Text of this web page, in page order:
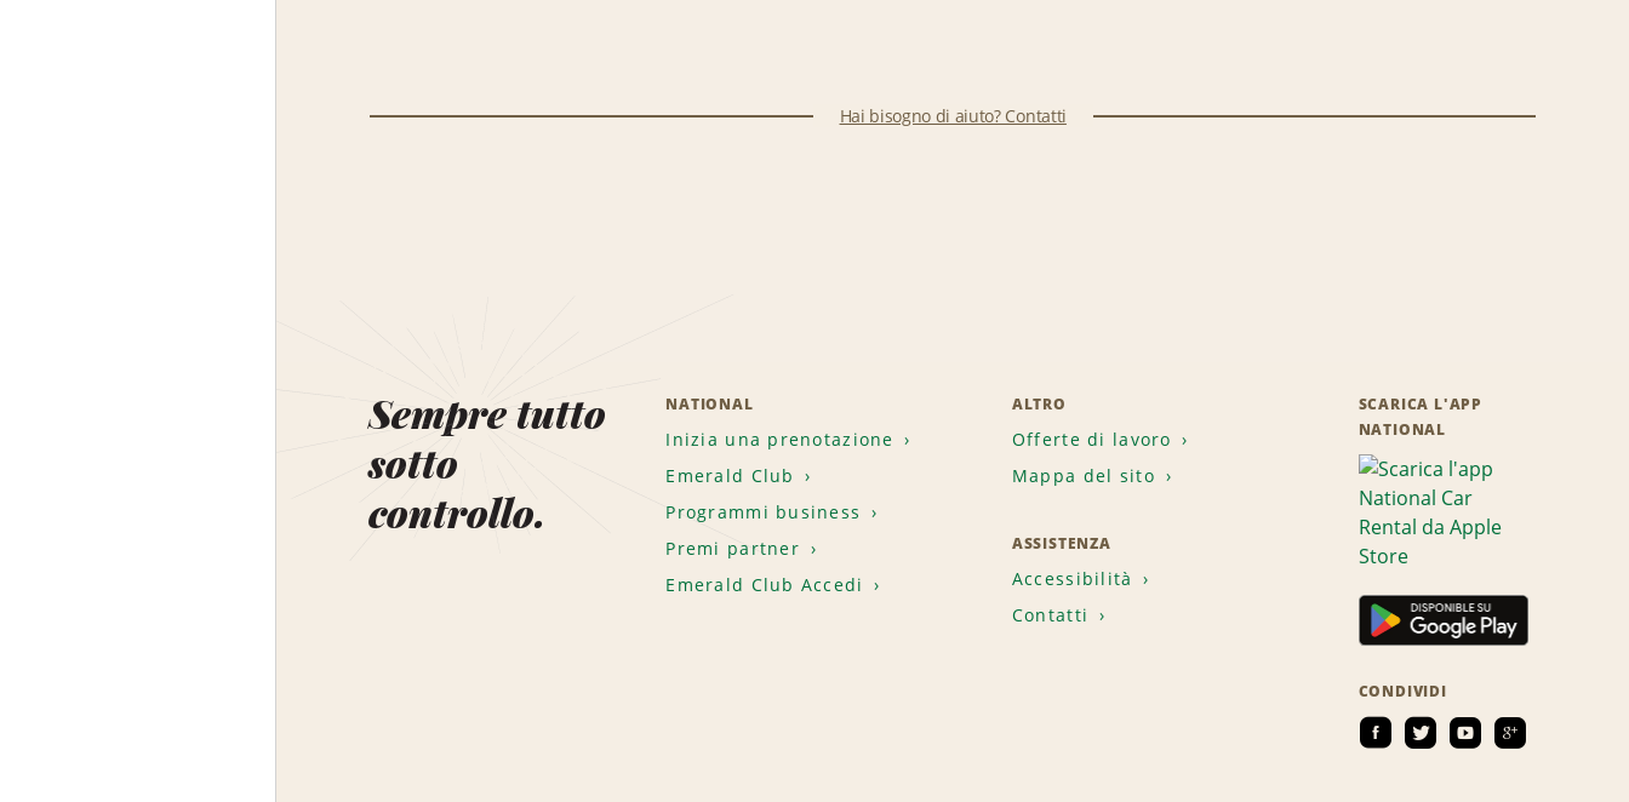
Hai bisogno di aiuto? Contatti
Sempre tutto
sotto
controllo.
NATIONAL
Inizia una prenotazione
Emerald Club
Programmi business
Premi partner
Emerald Club Accedi
ALTRO
Offerte di lavoro
Mappa del sito
ASSISTENZA
Accessibilità
Contatti
SCARICA L'APP
NATIONAL
CONDIVIDI